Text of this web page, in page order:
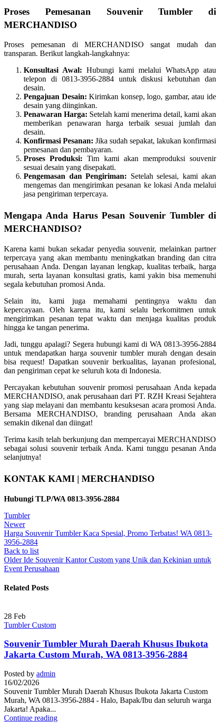
Proses Pemesanan Souvenir Tumbler di
MERCHANDISO
Proses pemesanan di MERCHANDISO sangat mudah dan
transparan. Berikut langkah-langkahnya:
Konsultasi Awal: Hubungi kami melalui WhatsApp atau
telepon di 0813-3956-2884 untuk diskusi kebutuhan dan
desain.
Pengajuan Desain: Kirimkan konsep, logo, gambar, atau ide
desain yang diinginkan.
Penawaran Harga: Setelah kami menerima detail, kami akan
memberikan penawaran harga terbaik sesuai jumlah dan
desain.
Konfirmasi Pesanan: Jika sudah sepakat, lakukan konfirmasi
pemesanan dan pembayaran.
Proses Produksi: Tim kami akan memproduksi souvenir
sesuai desain yang disepakati.
Pengemasan dan Pengiriman: Setelah selesai, kami akan
mengemas dan mengirimkan pesanan ke lokasi Anda melalui
jasa pengiriman terpercaya.
Mengapa Anda Harus Pesan Souvenir Tumbler di
MERCHANDISO?
Karena kami bukan sekadar penyedia souvenir, melainkan partner
terpercaya yang akan membantu meningkatkan branding dan citra
perusahaan Anda. Dengan layanan lengkap, kualitas terbaik, harga
murah, serta layanan konsultasi gratis, kami yakin bisa memenuhi
segala kebutuhan promosi Anda.
Selain itu, kami juga memahami pentingnya waktu dan
kepercayaan. Oleh karena itu, kami selalu berkomitmen untuk
mengirimkan pesanan tepat waktu dan menjaga kualitas produk
hingga ke tangan penerima.
Jadi, tunggu apalagi? Segera hubungi kami di WA 0813-3956-2884
untuk mendapatkan harga souvenir tumbler murah dengan desain
bisa request! Dapatkan souvenir berkualitas, layanan profesional,
dan pengiriman cepat ke seluruh kota di Indonesia.
Percayakan kebutuhan souvenir promosi perusahaan Anda kepada
MERCHANDISO, anak perusahaan dari PT. RZH Kreasi Sejahtera
yang siap melayani dan membantu kesuksesan acara promosi Anda.
Bersama MERCHANDISO, branding perusahaan Anda akan
semakin dikenal dan diingat!
Terima kasih telah berkunjung dan mempercayai MERCHANDISO
sebagai solusi souvenir terbaik Anda. Kami tunggu pesanan Anda
selanjutnya!
KONTAK KAMI | MERCHANDISO
Hubungi TLP/WA 0813-3956-2884
Tumbler
Newer
Harga Souvenir Tumbler Kaca Spesial, Promo Terbatas! WA 0813-
3956-2884
Back to list
Older Ide Souvenir Kantor Custom yang Unik dan Kekinian untuk
Event Perusahaan
Related Posts
28 Feb
Tumbler Custom
Souvenir Tumbler Murah Daerah Khusus Ibukota
Jakarta Custom Murah, WA 0813-3956-2884
Posted by admin
16/02/2026
Souvenir Tumbler Murah Daerah Khusus Ibukota Jakarta Custom
Murah, WA 0813-3956-2884 - Halo, Bapak/Ibu dan seluruh warga
Jakarta! Apaka...
Continue reading